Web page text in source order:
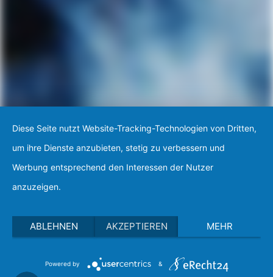
Diese Seite nutzt Website-Tracking-Technologien von Dritten,
um ihre Dienste anzubieten, stetig zu verbessern und
Werbung entsprechend den Interessen der Nutzer
anzuzeigen.
ABLEHNEN AKZEPTIEREN MEHR
Powered by &